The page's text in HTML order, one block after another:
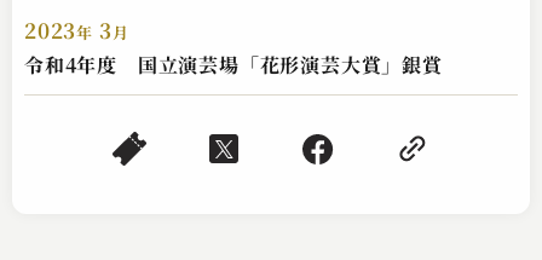
2023年 3月
令和4年度 国立演芸場「花形演芸大賞」銀賞